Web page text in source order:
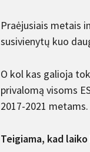
Praėjusiais metais
susivienytų kuo
O kol kas galioja
privalomą visoms
2017-2021 metams.
Teigiama, kad